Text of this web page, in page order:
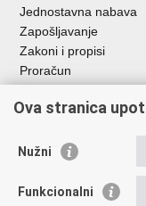
Jednostavna nabava
Zapošljavanje
Zakoni i propisi
Proračun
RH
Važne poveznice
Hrvatska agencija za
Ova stranica
Nužni
Funkcionalni